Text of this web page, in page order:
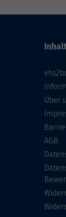
Über
AGB